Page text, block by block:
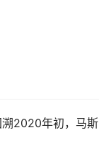
2020年初，马斯